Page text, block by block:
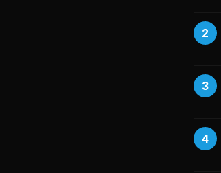
2
3
4